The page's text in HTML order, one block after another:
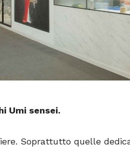
Umi sensei.
Soprattutto quelle